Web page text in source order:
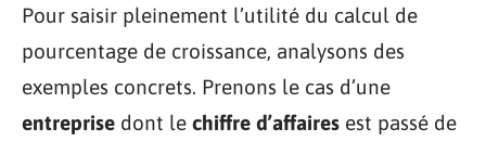
Pour saisir pleinement l’utilité du calcul de
pourcentage de croissance, analysons des
exemples concrets. Prenons le cas d’une
entreprise dont le chiffre d’affaires est passé de